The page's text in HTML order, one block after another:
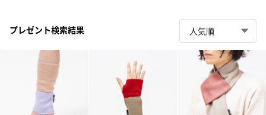
プレゼント検索結果